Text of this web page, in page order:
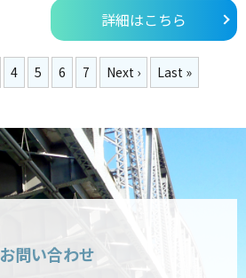
詳細はこちら
4 5 6 7 Next › Last »
お問い合わせ